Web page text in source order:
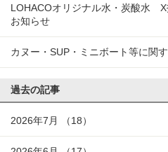
LOHACOオリジナル水・炭酸水
お知らせ
カヌー・SUP・ミニボート等に関
過去の記事
2026年7月 （18）